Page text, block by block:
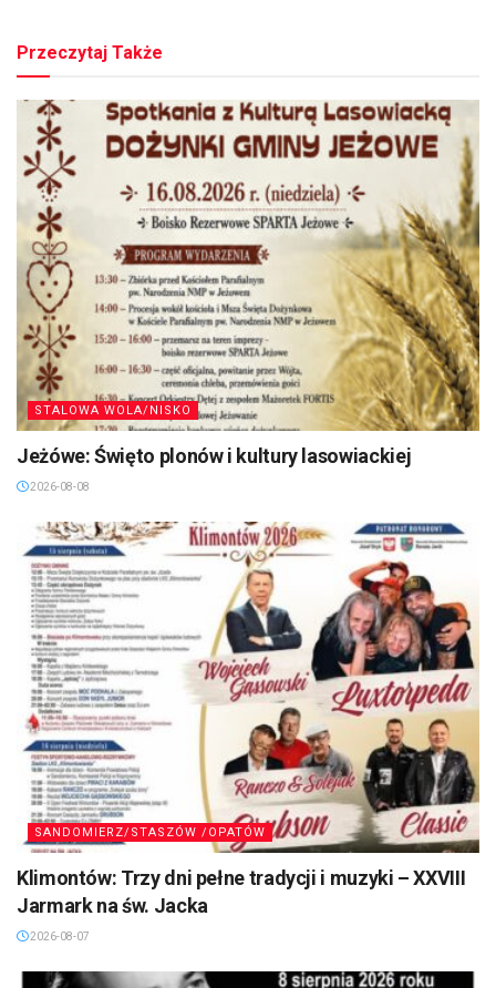
Przeczytaj Także
STALOWA WOLA/NISKO
Jeżówe: Święto plonów i kultury lasowiackiej
2026-08-08
SANDOMIERZ/STASZÓW /OPATÓW
Klimontów: Trzy dni pełne tradycji i muzyki – XXVIII
Jarmark na św. Jacka
2026-08-07